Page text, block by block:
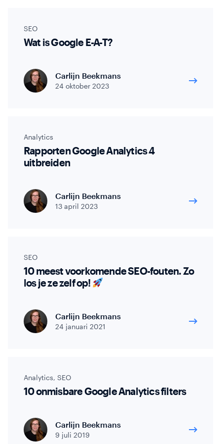
SEO
Wat is Google E-A-T?
Carlijn Beekmans
24 oktober 2023
Analytics
Rapporten Google Analytics 4
uitbreiden
Carlijn Beekmans
13 april 2023
SEO
10 meest voorkomende SEO-fouten. Zo
los je ze zelf op!
Carlijn Beekmans
24 januari 2021
Analytics, SEO
10 onmisbare Google Analytics filters
Carlijn Beekmans
9 juli 2019